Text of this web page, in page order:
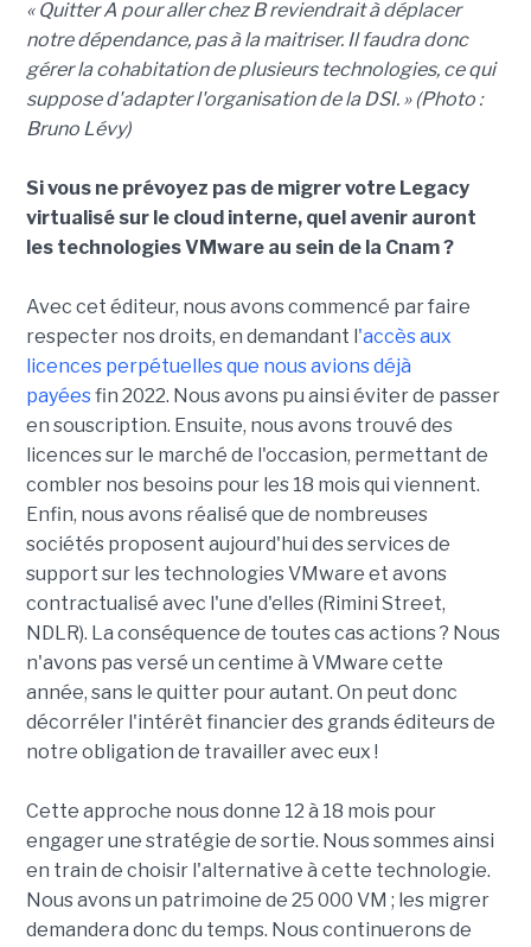
« Quitter A pour aller chez B reviendrait à déplacer
notre dépendance, pas à la maitriser. Il faudra donc
gérer la cohabitation de plusieurs technologies, ce qui
suppose d'adapter l'organisation de la DSI. » (Photo :
Bruno Lévy)
Si vous ne prévoyez pas de migrer votre Legacy
virtualisé sur le cloud interne, quel avenir auront
les technologies VMware au sein de la Cnam ?
Avec cet éditeur, nous avons commencé par faire
respecter nos droits, en demandant l 'accès aux
licences perpétuelles que nous avions déjà
payéesfin 2022. Nous avons pu ainsi éviter de passer
en souscription. Ensuite, nous avons trouvé des
licences sur le marché de l'occasion, permettant de
combler nos besoins pour les 18 mois qui viennent.
Enfin, nous avons réalisé que de nombreuses
sociétés proposent aujourd'hui des services de
support sur les technologies VMware et avons
contractualisé avec l'une d'elles (Rimini Street,
NDLR). La conséquence de toutes cas actions ? Nous
n'avons pas versé un centime à VMware cette
année, sans le quitter pour autant. On peut donc
décorréler l'intérêt financier des grands éditeurs de
notre obligation de travailler avec eux !
Cette approche nous donne 12 à 18 mois pour
engager une stratégie de sortie. Nous sommes ainsi
en train de choisir l'alternative à cette technologie.
Nous avons un patrimoine de 25 000 VM ; les migrer
demandera donc du temps. Nous continuerons de